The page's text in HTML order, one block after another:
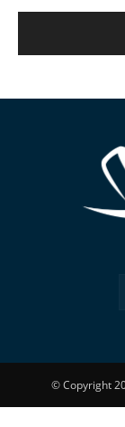
© Copyright